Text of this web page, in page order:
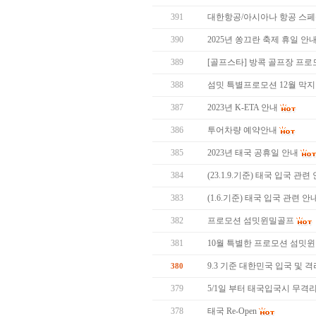
391 대한항공/아시아나 항공 스
390 2025년 쏭끄란 축제 휴일 안
389 [골프스타] 방콕 골프장 프로
388 섬밋 특별프로모션 12월 막
387 2023년 K-ETA 안내
386 투어차량 예약안내
385 2023년 태국 공휴일 안내
384 (23.1.9.기준) 태국 입국 관련
383 (1.6.기준) 태국 입국 관련 안
382 프로모션 섬밋윈밀골프
381 10월 특별한 프로모션 섬밋
380 9.3 기준 대한민국 입국 및
379 5/1일 부터 태국입국시 무격
378 태국 Re-Open